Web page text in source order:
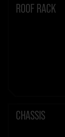
ROOF RACK
CHASSIS